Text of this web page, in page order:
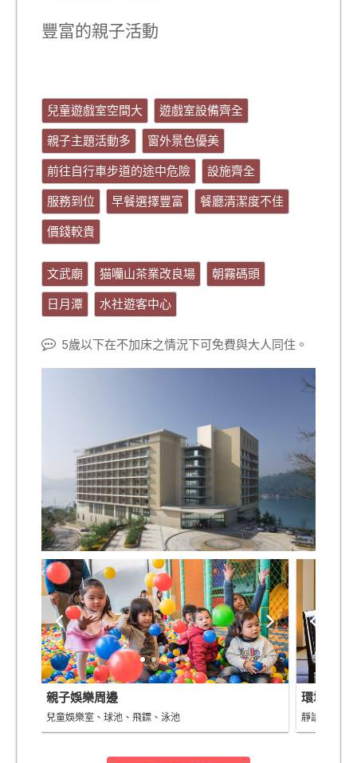
豐富的親子活動
兒童遊戲室空間大
遊戲室設備齊全
親子主題活動多
窗外景色優美
前往自行車步道的途中危險
設施齊全
服務到位
早餐選擇豐富
餐廳清潔度不佳
價錢較貴
文武廟 猫囒山茶業改良場
朝霧碼頭
日月潭
水社遊客中心
5歲以下在不加床之情況下可免費與大人同住。
親子娛樂周邊
兒童娛樂室、球池、飛鏢、泳池
環境景觀
靜謐日月潭